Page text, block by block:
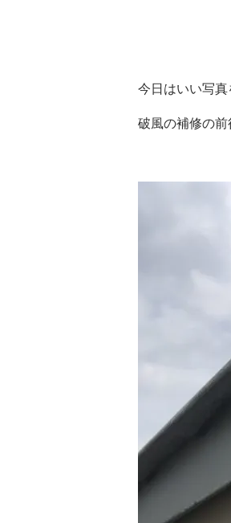
今日はいい写真
破風の補修の前